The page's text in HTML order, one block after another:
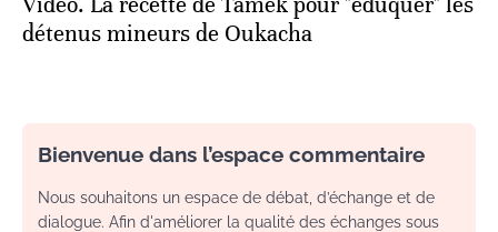
détenus mineurs de Oukacha
Bienvenue dans l’espace commentaire
Nous souhaitons un espace de débat, d’échange et de
dialogue. Afin d'améliorer la qualité des échanges sous